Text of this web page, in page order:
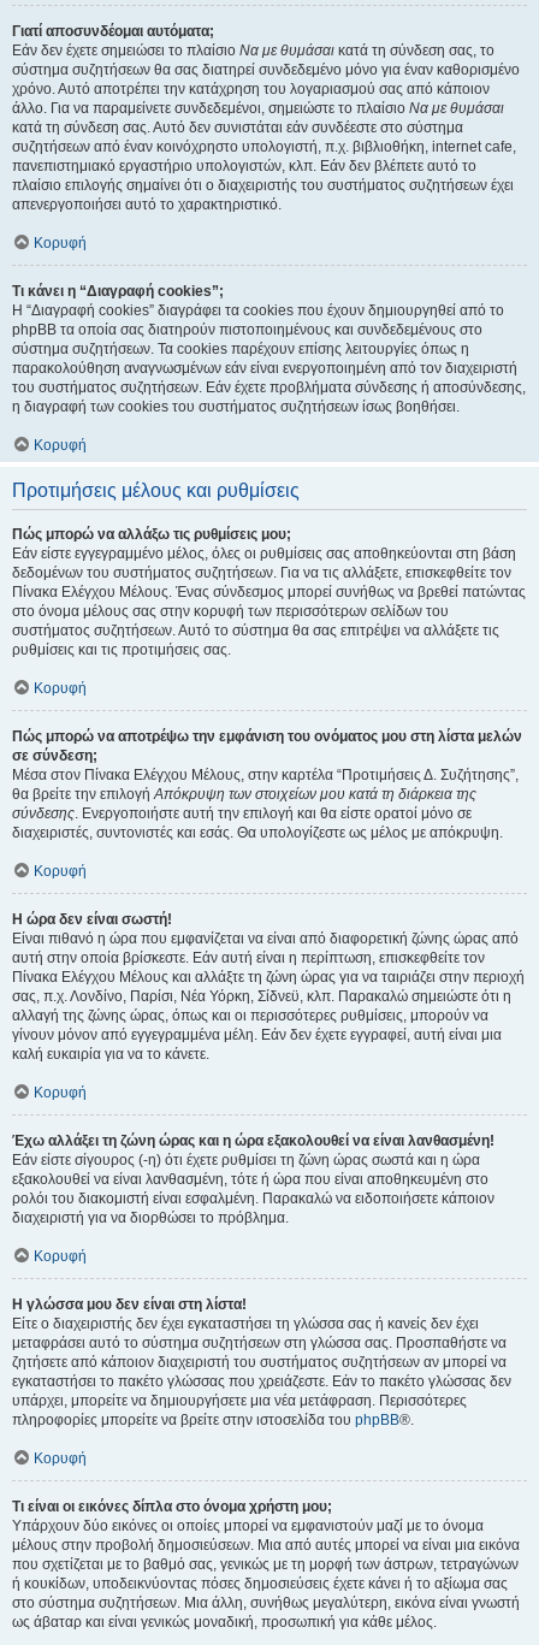
Γιατί αποσυνδέομαι αυτόματα;
Εάν δεν έχετε σημειώσει το πλαίσιο Να με θυμάσαι κατά τη σύνδεση σας, το
σύστημα συζητήσεων θα σας διατηρεί συνδεδεμένο μόνο για έναν καθορισμένο
χρόνο. Αυτό αποτρέπει την κατάχρηση του λογαριασμού σας από κάποιον
άλλο. Για να παραμείνετε συνδεδεμένοι, σημειώστε το πλαίσιο Να με θυμάσαι
κατά τη σύνδεση σας. Αυτό δεν συνιστάται εάν συνδέεστε στο σύστημα
συζητήσεων από έναν κοινόχρηστο υπολογιστή, π.χ. βιβλιοθήκη, internet cafe,
πανεπιστημιακό εργαστήριο υπολογιστών, κλπ. Εάν δεν βλέπετε αυτό το
πλαίσιο επιλογής σημαίνει ότι ο διαχειριστής του συστήματος συζητήσεων έχει
απενεργοποιήσει αυτό το χαρακτηριστικό.
Κορυφή
Τι κάνει η “Διαγραφή cookies”;
Η “Διαγραφή cookies” διαγράφει τα cookies που έχουν δημιουργηθεί από το
phpBB τα οποία σας διατηρούν πιστοποιημένους και συνδεδεμένους στο
σύστημα συζητήσεων. Τα cookies παρέχουν επίσης λειτουργίες όπως η
παρακολούθηση αναγνωσμένων εάν είναι ενεργοποιημένη από τον διαχειριστή
του συστήματος συζητήσεων. Εάν έχετε προβλήματα σύνδεσης ή αποσύνδεσης,
η διαγραφή των cookies του συστήματος συζητήσεων ίσως βοηθήσει.
Κορυφή
Προτιμήσεις μέλους και ρυθμίσεις
Πώς μπορώ να αλλάξω τις ρυθμίσεις μου;
Εάν είστε εγγεγραμμένο μέλος, όλες οι ρυθμίσεις σας αποθηκεύονται στη βάση
δεδομένων του συστήματος συζητήσεων. Για να τις αλλάξετε, επισκεφθείτε τον
Πίνακα Ελέγχου Μέλους. Ένας σύνδεσμος μπορεί συνήθως να βρεθεί πατώντας
στο όνομα μέλους σας στην κορυφή των περισσότερων σελίδων του
συστήματος συζητήσεων. Αυτό το σύστημα θα σας επιτρέψει να αλλάξετε τις
ρυθμίσεις και τις προτιμήσεις σας.
Κορυφή
Πώς μπορώ να αποτρέψω την εμφάνιση του ονόματος μου στη λίστα μελών
σε σύνδεση;
Μέσα στον Πίνακα Ελέγχου Μέλους, στην καρτέλα “Προτιμήσεις Δ. Συζήτησης”,
θα βρείτε την επιλογήΑπόκρυψη των στοιχείων μου κατά τη διάρκεια της
σύνδεσης. Ενεργοποιήστε αυτή την επιλογή και θα είστε ορατοί μόνο σε
διαχειριστές, συντονιστές και εσάς. Θα υπολογίζεστε ως μέλος με απόκρυψη.
Κορυφή
Η ώρα δεν είναι σωστή!
Είναι πιθανό η ώρα που εμφανίζεται να είναι από διαφορετική ζώνης ώρας από
αυτή στην οποία βρίσκεστε. Εάν αυτή είναι η περίπτωση, επισκεφθείτε τον
Πίνακα Ελέγχου Μέλους και αλλάξτε τη ζώνη ώρας για να ταιριάζει στην περιοχή
σας, π.χ. Λονδίνο, Παρίσι, Νέα Υόρκη, Σίδνεϋ, κλπ. Παρακαλώ σημειώστε ότι η
αλλαγή της ζώνης ώρας, όπως και οι περισσότερες ρυθμίσεις, μπορούν να
γίνουν μόνον από εγγεγραμμένα μέλη. Εάν δεν έχετε εγγραφεί, αυτή είναι μια
καλή ευκαιρία για να το κάνετε.
Κορυφή
Έχω αλλάξει τη ζώνη ώρας και η ώρα εξακολουθεί να είναι λανθασμένη!
Εάν είστε σίγουρος (-η) ότι έχετε ρυθμίσει τη ζώνη ώρας σωστά και η ώρα
εξακολουθεί να είναι λανθασμένη, τότε ή ώρα που είναι αποθηκευμένη στο
ρολόι του διακομιστή είναι εσφαλμένη. Παρακαλώ να ειδοποιήσετε κάποιον
διαχειριστή για να διορθώσει το πρόβλημα.
Κορυφή
Η γλώσσα μου δεν είναι στη λίστα!
Είτε ο διαχειριστής δεν έχει εγκαταστήσει τη γλώσσα σας ή κανείς δεν έχει
μεταφράσει αυτό το σύστημα συζητήσεων στη γλώσσα σας. Προσπαθήστε να
ζητήσετε από κάποιον διαχειριστή του συστήματος συζητήσεων αν μπορεί να
εγκαταστήσει το πακέτο γλώσσας που χρειάζεστε. Εάν το πακέτο γλώσσας δεν
υπάρχει, μπορείτε να δημιουργήσετε μια νέα μετάφραση. Περισσότερες
πληροφορίες μπορείτε να βρείτε στην ιστοσελίδα του phpBB®.
Κορυφή
Τι είναι οι εικόνες δίπλα στο όνομα χρήστη μου;
Υπάρχουν δύο εικόνες οι οποίες μπορεί να εμφανιστούν μαζί με το όνομα
μέλους στην προβολή δημοσιεύσεων. Μια από αυτές μπορεί να είναι μια εικόνα
που σχετίζεται με το βαθμό σας, γενικώς με τη μορφή των άστρων, τετραγώνων
ή κουκίδων, υποδεικνύοντας πόσες δημοσιεύσεις έχετε κάνει ή το αξίωμα σας
στο σύστημα συζητήσεων. Μια άλλη, συνήθως μεγαλύτερη, εικόνα είναι γνωστή
ως άβαταρ και είναι γενικώς μοναδική, προσωπική για κάθε μέλος.